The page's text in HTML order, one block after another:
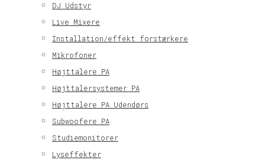
DJ Udstyr
Live Mixere
Installation/effekt forstærkere
Mikrofoner
Højttalere PA
Højttalersystemer PA
Højttalere PA Udendørs
Subwoofere PA
Studiemonitorer
Lyseffekter